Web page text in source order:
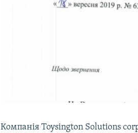
Компанія Toysington Solutions